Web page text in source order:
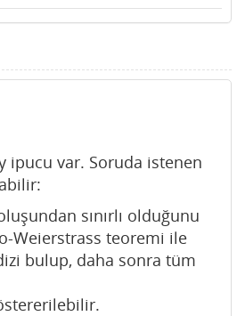
ipucu var. Soruda istenen
sınırlı olduğunu
Weierstrass teoremi ile
bulup, daha sonra tüm